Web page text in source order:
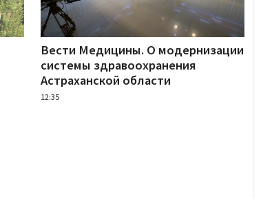
Вести Медицины. О модернизации
системы здравоохранения
Астраханской области
12:35